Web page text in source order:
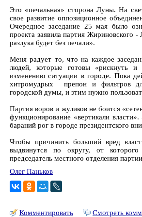
Это «печальная» сторона Луны. На
свое развитие оппозиционное
Очередное заседание 25 мая было
проекта заявила партия
разлука будет без печали».
Меня радует то, что на каждое
людей, которые готовы «рискнуть и
изменению ситуации в городе. Пока
хитромудрых препон и фильтров
городской думы, и этим нужно
Партия воров и жуликов не боится
функционирование «вертикали
бараний рог в городе президентского
Чтобы причинить больший вред
выдвинутся по округу, от
председатель местного отделения
Олег Паньков
Комментировать Смотреть